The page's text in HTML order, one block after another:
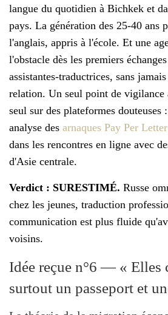
langue du quotidien à Bichkek et
pays. La génération des 25-40 ans
l'anglais, appris à l'école. Et une
l'obstacle dès les premiers
assistantes-traductrices, sans
relation. Un seul point de vigilance
seul sur des plateformes douteuses
analyse des arnaques Pay Per
dans les rencontres en ligne avec
d'Asie centrale.
Verdict : SURESTIMÉ. Russe
chez les jeunes, traduction
communication est plus fluide
voisins.
Idée reçue n°6 — « Elles
surtout un passeport et